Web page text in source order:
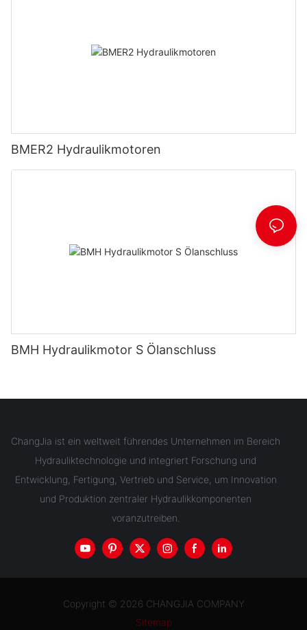
BMER2 Hydraulikmotoren
BMH Hydraulikmotor S Ölanschluss
ChangJia ist ein weltweit führendes Unternehmen im Bereich
Hydrauliktechnologie und integriert Forschung und
Entwicklung, Fertigung, Vertrieb und Service, um Innovation
und Produktion zentraler Hydraulikkomponenten
voranzutreiben.
Copyright © 2026 CHANGJIA COMPANY
Sitemap